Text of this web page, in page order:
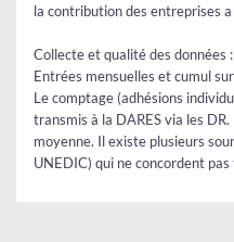
la contribution des entreprises
Collecte et qualité des données :
Entrées mensuelles et cumul
Le comptage (adhésions
transmis à la DARES via les
moyenne. Il existe plusieurs
UNEDIC) qui ne concordent pas